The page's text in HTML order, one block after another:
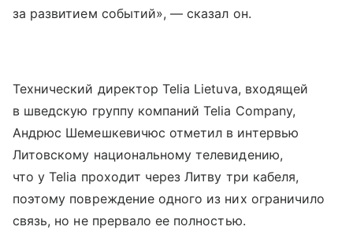
за развитием событий», — сказал он.
Технический директор Telia Lietuva, входящей
в шведскую группу компаний Telia Company,
Андрюс Шемешкевичюс отметил в интервью
Литовскому национальному телевидению,
что у Telia проходит через Литву три кабеля,
поэтому повреждение одного из них ограничило
связь, но не прервало ее полностью.